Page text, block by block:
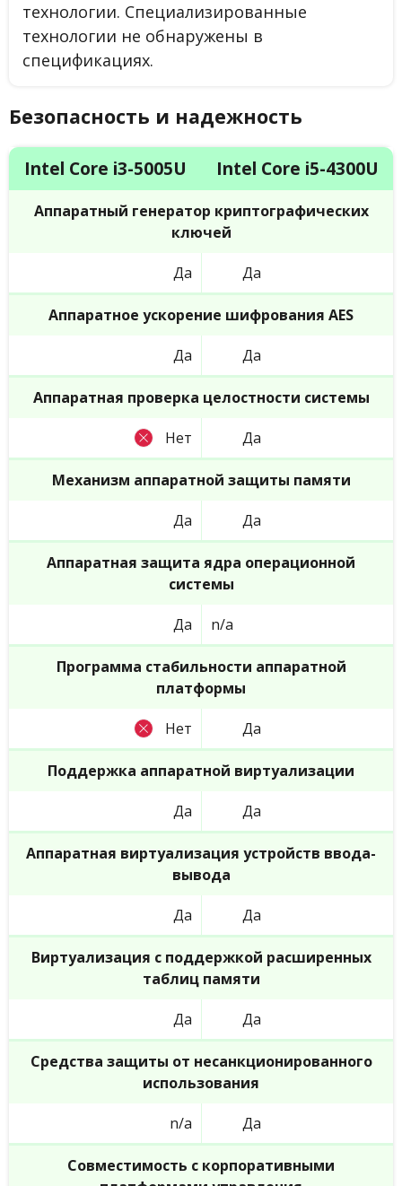
технологии. Специализированные
технологии не обнаружены в
спецификациях.
Безопасность и надежность
Intel Core i3-5005U Intel Core i5-4300U
Аппаратный генератор криптографических
ключей
Да Да
Аппаратное ускорение шифрования AES
Да Да
Аппаратная проверка целостности системы
Нет Да
Механизм аппаратной защиты памяти
Да Да
Аппаратная защита ядра операционной
системы
Да n/a
Программа стабильности аппаратной
платформы
Нет Да
Поддержка аппаратной виртуализации
Да Да
Аппаратная виртуализация устройств ввода-
вывода
Да Да
Виртуализация с поддержкой расширенных
таблиц памяти
Да Да
Средства защиты от несанкционированного
использования
n/a Да
Совместимость с корпоративными